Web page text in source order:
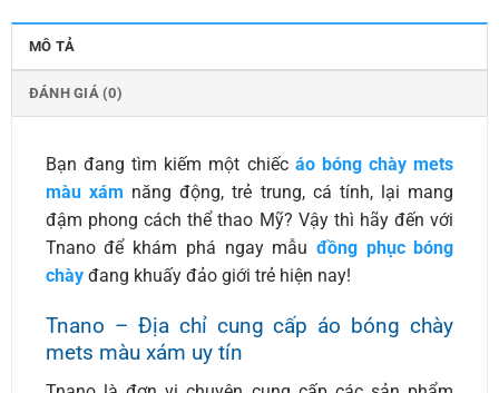
MÔ TẢ
ĐÁNH GIÁ (0)
Bạn đang tìm kiếm một chiếc áo bóng chày mets
màu xám năng động, trẻ trung, cá tính, lại mang
đậm phong cách thể thao Mỹ? Vậy thì hãy đến với
Tnano để khám phá ngay mẫu đồng phục bóng
chàyđang khuấy đảo giới trẻ hiện nay!
Tnano – Địa chỉ cung cấp áo bóng chày
mets màu xám uy tín